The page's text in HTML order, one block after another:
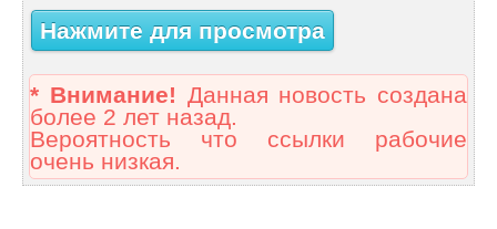
Нажмите для просмотра
* Внимание! Данная новость создана
более 2 лет назад.
Вероятность что ссылки рабочие
очень низкая.